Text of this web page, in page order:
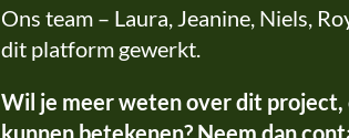
Ons team – Laura, Jeanine, Niels,
dit platform gewerkt.
Wil je meer weten over dit